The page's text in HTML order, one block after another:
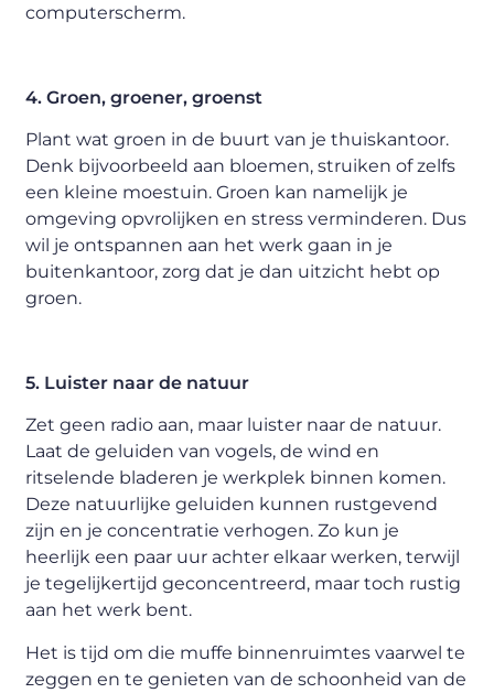
computerscherm.
4. Groen, groener, groenst
Plant wat groen in de buurt van je thuiskantoor.
Denk bijvoorbeeld aan bloemen, struiken of zelfs
een kleine moestuin. Groen kan namelijk je
omgeving opvrolijken en stress verminderen. Dus
wil je ontspannen aan het werk gaan in je
buitenkantoor, zorg dat je dan uitzicht hebt op
groen.
5. Luister naar de natuur
Zet geen radio aan, maar luister naar de natuur.
Laat de geluiden van vogels, de wind en
ritselende bladeren je werkplek binnen komen.
Deze natuurlijke geluiden kunnen rustgevend
zijn en je concentratie verhogen. Zo kun je
heerlijk een paar uur achter elkaar werken, terwijl
je tegelijkertijd geconcentreerd, maar toch rustig
aan het werk bent.
Het is tijd om die muffe binnenruimtes vaarwel te
zeggen en te genieten van de schoonheid van de